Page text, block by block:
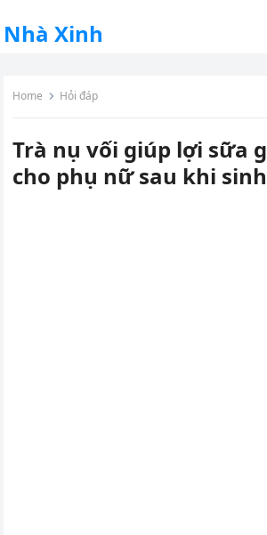
Nhà Xinh
Home Hỏi đáp
Trà nụ vối giúp lợi sữa
cho phụ nữ sau khi sinh